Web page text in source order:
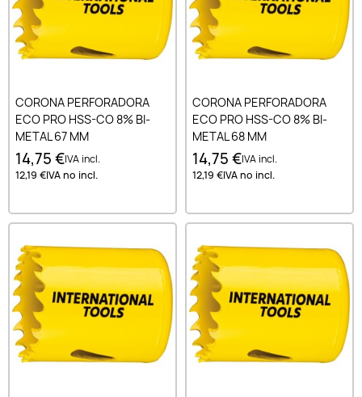
CORONA PERFORADORA
ECO PRO HSS-CO 8% BI-
METAL 67 MM
14,75 €IVA incl.
12,19 €IVA no incl.
CORONA PERFORADORA
ECO PRO HSS-CO 8% BI-
METAL 68 MM
14,75 €IVA incl.
12,19 €IVA no incl.